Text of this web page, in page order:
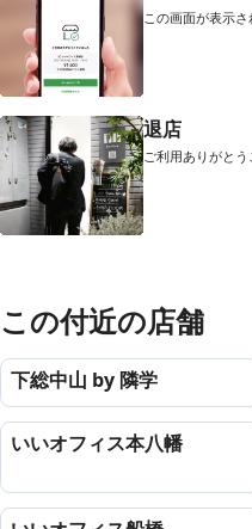
この画面が表示さ
退店
ご利用ありがとう
この付近の店舗
下総中山 by 隣学
いいオフィス本八幡